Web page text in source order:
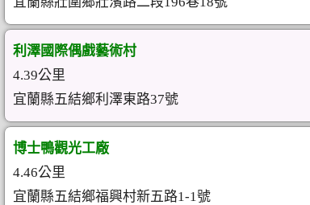
利澤國際偶戲藝術村
4.39公里
宜蘭縣五結鄉利澤東路37號
博士鴨觀光工廠
4.46公里
宜蘭縣五結鄉福興村新五路1-1號